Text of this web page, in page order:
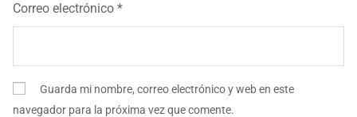
Correo electrónico *
Guarda mi nombre, correo electrónico y web en este
navegador para la próxima vez que comente.